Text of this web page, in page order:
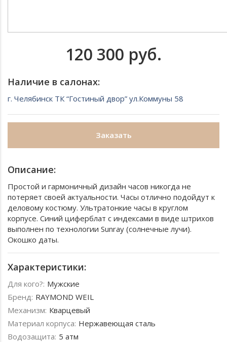
120 300 руб.
Наличие в салонах:
г. Челябинск ТК “Гостиный двор” ул.Коммуны 58
Заказать
Описание:
Простой и гармоничный дизайн часов никогда не
потеряет своей актуальности. Часы отлично подойдут к
деловому костюму. Ультратонкие часы в круглом
корпусе. Синий циферблат с индексами в виде штрихов
выполнен по технологии Sunray (солнечные лучи).
Окошко даты.
Характеристики:
Для кого?: Мужские
Бренд: RAYMOND WEIL
Механизм: Кварцевый
Материал корпуса: Нержавеющая сталь
Водозащита: 5 атм